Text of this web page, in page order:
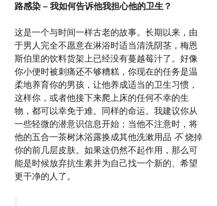
路感染 – 我如何告诉他我担心他的卫生？
这是一个与时间一样古老的故事。长期以来，由
于男人完全不愿意在淋浴时适当清洗阴茎，梅恩
斯伯里的饮料货架上已经没有蔓越莓汁了。好像
你小便时被刺痛还不够糟糕，你现在的任务是温
柔地养育你的男孩，让他养成适当的卫生习惯，
这样你，或者他接下来爬上床的任何不幸的生
物，都可以幸免于难。同样的命运。我建议你从
一些轻微的潜意识信息开始；当他不注意时，将
他的五合一茶树沐浴露换成其他洗漱用品 不烧掉
你的前几层皮肤。如果这仍然不起作用，那么可
能是时候放弃抗生素并为自己找一个新的、希望
更干净的人了。